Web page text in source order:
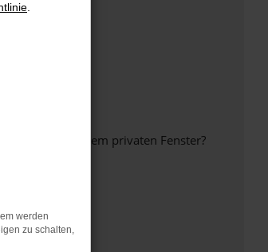
oder in einem privaten Fenster?
werden.
werden
zu schalten,